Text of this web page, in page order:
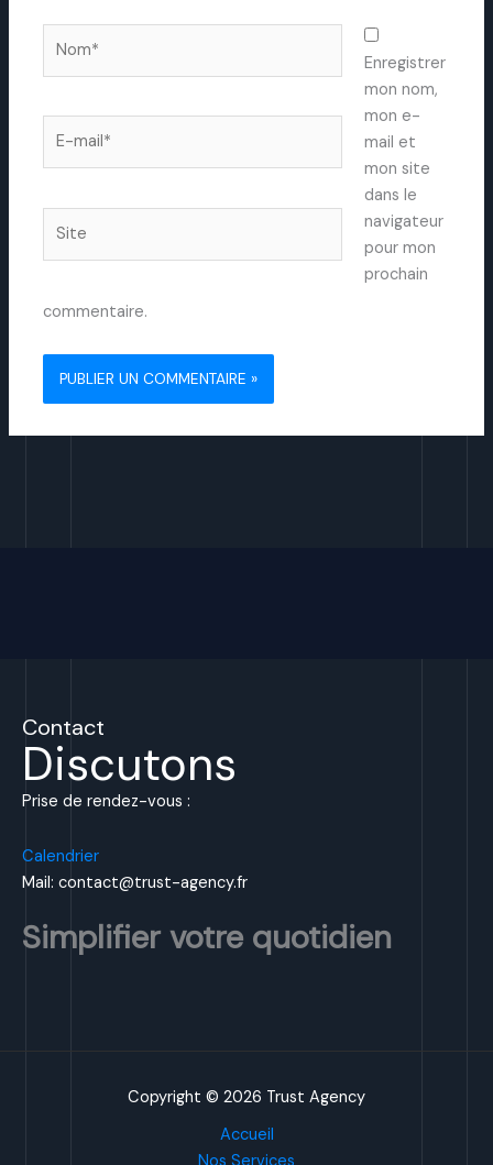
Enregistrer
mon nom,
mon e-
mail et
mon site
dans le
navigateur
pour mon
prochain
commentaire.
Contact
Discutons
Prise de rendez-vous :
Calendrier
Mail: contact@trust-agency.fr
Simplifier votre quotidien
Copyright © 2026 Trust Agency
Accueil